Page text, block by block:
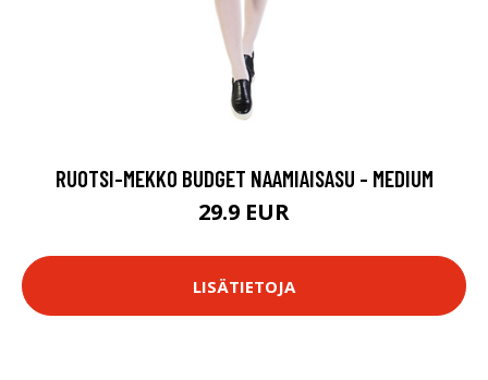
RUOTSI-MEKKO BUDGET NAAMIAISASU - MEDIUM
29.9 EUR
LISÄTIETOJA